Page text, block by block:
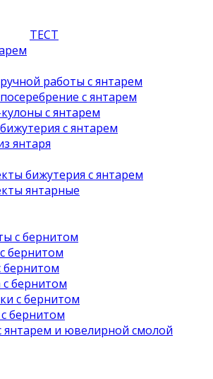
ТЕСТ
работы с янтарем
с янтарем
с янтарем
с янтарем
янтаря
бижутерия с янтарем
янтарные
с бернитом
бернитом
бернитом
бернитом
с бернитом
бернитом
янтарем и ювелирной смолой